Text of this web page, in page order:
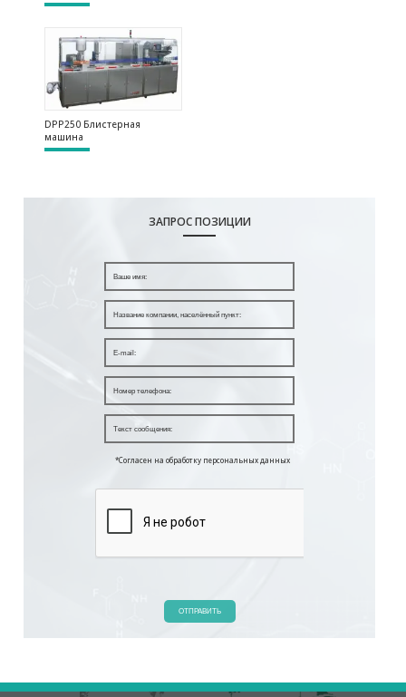
DPP250 Блистерная
машина
ЗАПРОС ПОЗИЦИИ
*Согласен на обработку персональных данных
ОТПРАВИТЬ